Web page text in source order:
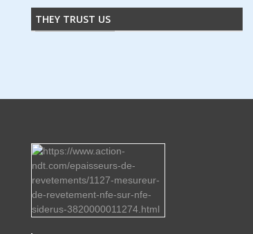
THEY TRUST US